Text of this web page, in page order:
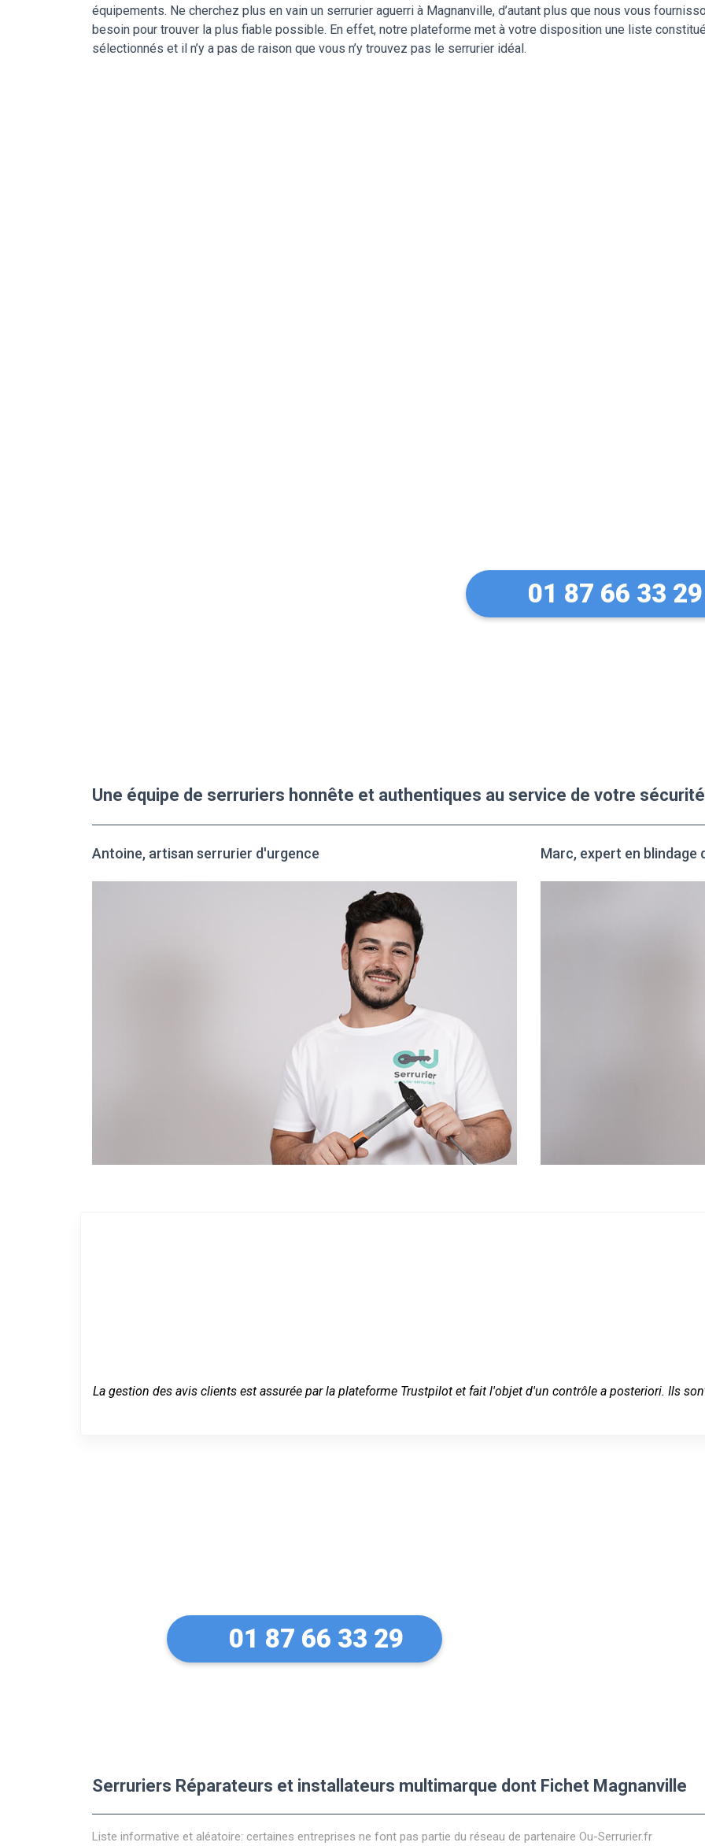
équipements. Ne cherchez plus en vain un serrurier aguerri à Magnanville, d’autant plus que nous vous
besoin pour trouver la plus fiable possible. En effet, notre plateforme met à votre disposition une liste
sélectionnés et il n’y a pas de raison que vous n’y trouvez pas le serrurier idéal.
01 87 66 33 29
Une équipe de serruriers honnête et authentiques au service de votre sécurité
Antoine, artisan serrurier d'urgence Marc, expert en blindage
La gestion des avis clients est assurée par la plateforme Trustpilot et fait l'objet d'un contrôle a posteriori. Ils
01 87 66 33 29
Serruriers Réparateurs et installateurs multimarque dont Fichet Magnanville
Liste informative et aléatoire: certaines entreprises ne font pas partie du réseau de partenaire Ou-Serrurier.fr